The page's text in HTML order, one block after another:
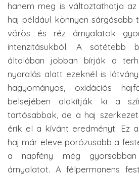
hanem meg is változtathatja
haj például könnyen sárgásabb
vörös és réz árnyalatok
intenzitásukból. A sötétebb
általában jobban bírják a
nyaralás alatt ezeknél is
hagyományos, oxidációs
belsejében alakítják ki a
tartósabbak, de a haj
érik el a kívánt eredményt. Ez
haj már eleve porózusabb a
a napfény még
árnyalatot. A félpermanens